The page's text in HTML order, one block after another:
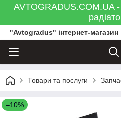
AVTOGRADUS.COM.UA
"Avtogradus" інтернет-магазин
Товари та послуги
–10%